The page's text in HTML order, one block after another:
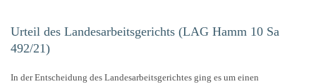
Urteil des Landesarbeitsgerichts (LAG Hamm 10 Sa
492/21)
In der Entscheidung des Landesarbeitsgerichtes ging es um einen